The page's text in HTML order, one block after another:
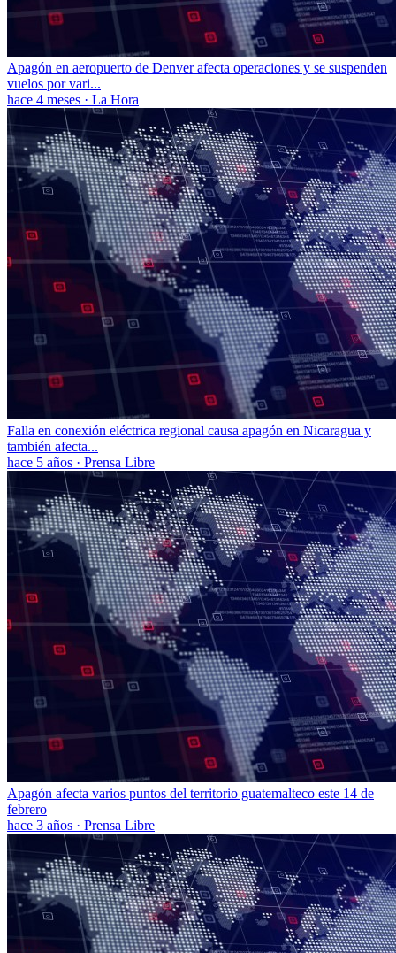
Apagón en aeropuerto de Denver afecta operaciones y se suspenden
vuelos por vari...
hace 4 meses · La Hora
Falla en conexión eléctrica regional causa apagón en Nicaragua y
también afecta...
hace 5 años · Prensa Libre
Apagón afecta varios puntos del territorio guatemalteco este 14 de
febrero
hace 3 años · Prensa Libre